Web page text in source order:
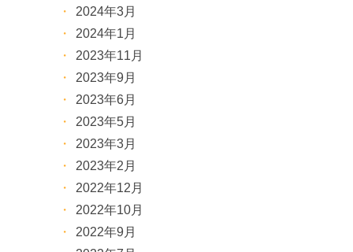
2024年3月
2024年1月
2023年11月
2023年9月
2023年6月
2023年5月
2023年3月
2023年2月
2022年12月
2022年10月
2022年9月